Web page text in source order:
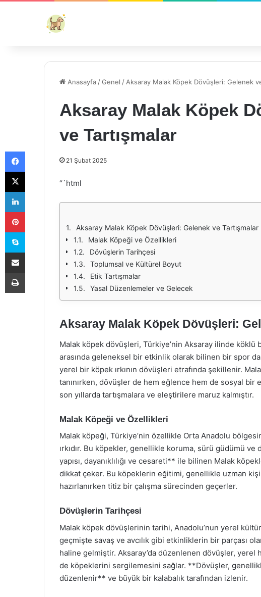
Anasayfa /Genel / Aksaray Malak Köpek Dövüşleri: Gelenek
Aksaray Malak Köpek
ve Tartışmalar
21 Şubat 2025
“`html
Aksaray Malak Köpek Dövüşleri: Gelenek ve Tartışmalar
Malak Köpeği ve Özellikleri
Dövüşlerin Tarihçesi
Toplumsal ve Kültürel Boyut
Etik Tartışmalar
Yasal Düzenlemeler ve Gelecek
Aksaray Malak Köpek Dövüşleri:
Malak köpek dövüşleri, Türkiye’nin Aksaray ilinde
arasında geleneksel bir etkinlik olarak bilinen bir spor
yerel bir köpek ırkının dövüşleri etrafında şekillenir.
tanınırken, dövüşler de hem eğlence hem de sosyal bir
son yıllarda tartışmalara ve eleştirilere maruz kalmıştır.
Malak Köpeği ve Özellikleri
Malak köpeği, Türkiye’nin özellikle Orta Anadolu
ırkıdır. Bu köpekler, genellikle koruma, sürü güdümü
yapısı, dayanıklılığı ve cesareti** ile bilinen Malak
dikkat çeker. Bu köpeklerin eğitimi, genellikle uzman
hazırlanırken titiz bir çalışma sürecinden geçerler.
Dövüşlerin Tarihçesi
Malak köpek dövüşlerinin tarihi, Anadolu’nun yerel
geçmişte savaş ve avcılık gibi etkinliklerin bir parçası
haline gelmiştir. Aksaray’da düzenlenen dövüşler, yerel
de köpeklerini sergilemesini sağlar. **Dövüşler,
düzenlenir** ve büyük bir kalabalık tarafından izlenir.
Facebook
X
LinkedIn
Pinterest
Skype
E-Posta ile paylaş